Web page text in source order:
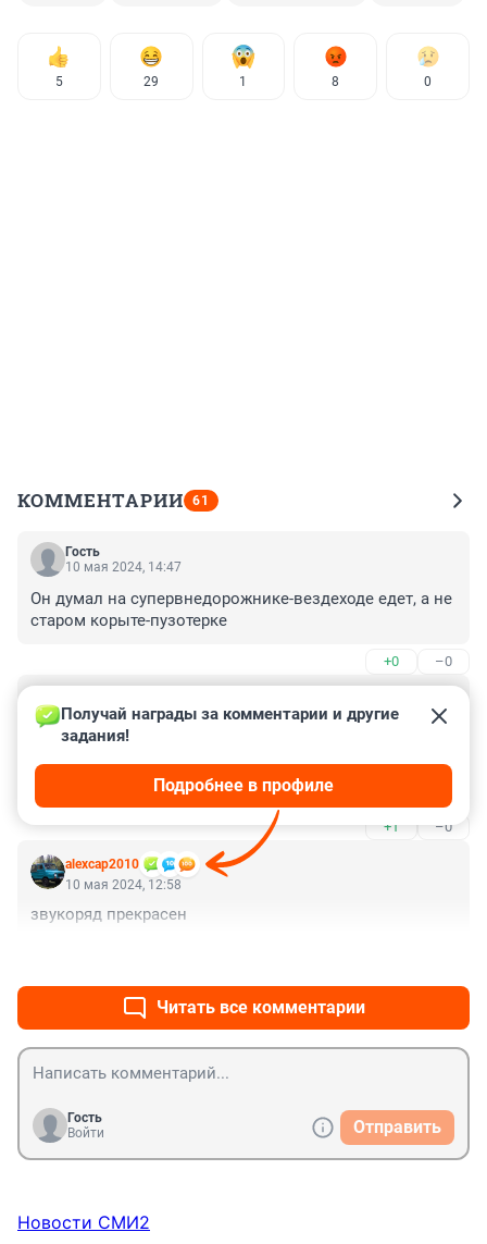
5 29 1 8 0
КОММЕНТАРИИ 61
Гость
10 мая 2024, 14:47
Он думал на супервнедорожнике-вездеходе едет, а не
старом корыте-пузотерке
+0 –0
10 мая 2024, 13:42
Всегда удивляет, что вокруг таких 🐐 собирается толпа
сочувствующих мужиков. У вас дел своих нет?
Просто так по улице шатались, а тут тачку захотелось
толкнуть и зависли на час. И на дороге так же,
случится дтп, и каждый остановится, посмотрит,
мнение выскажет. Бездельники.
+1 –0
alexcap2010
Получай награды за комментарии и другие
задания!
Подробнее в профиле
10 мая 2024, 12:58
звукоряд прекрасен
Читать все комментарии
Гость
Войти
Отправить
Новости СМИ2